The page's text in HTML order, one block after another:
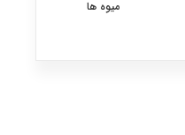
میوه ها